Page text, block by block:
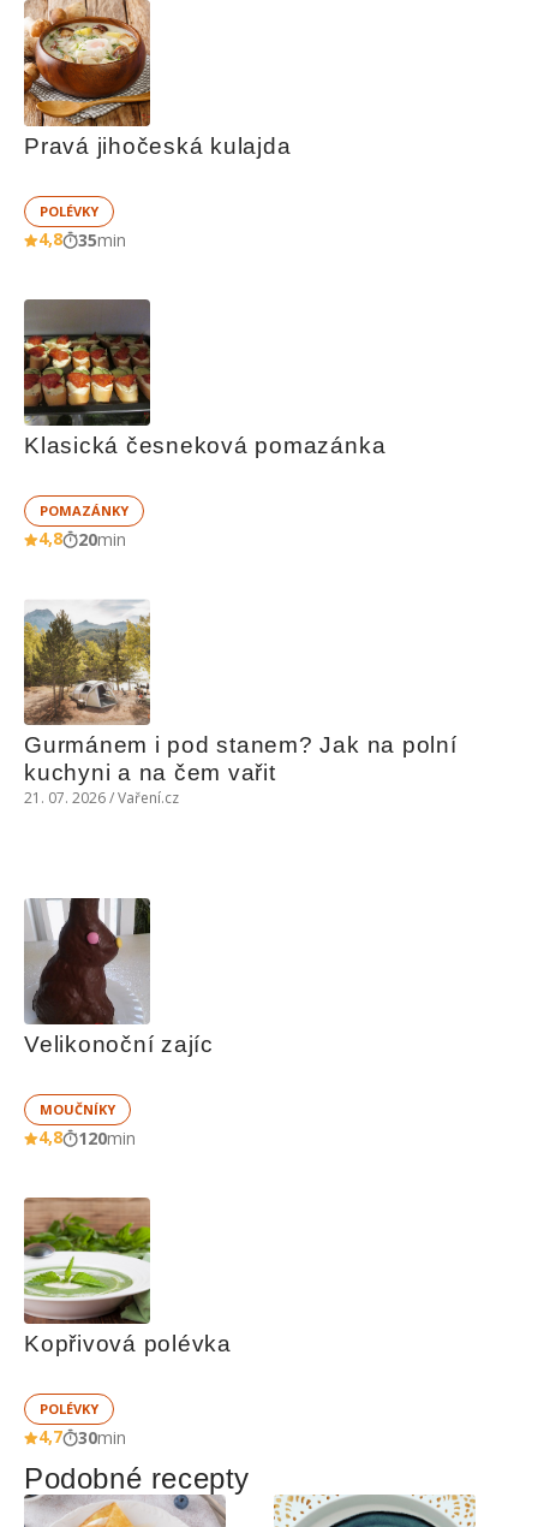
Pravá jihočeská kulajda
POLÉVKY
4,8 35min
Klasická česneková pomazánka
POMAZÁNKY
4,8 20min
Gurmánem i pod stanem? Jak na polní
kuchyni a na čem vařit
21. 07. 2026 / Vaření.cz
Velikonoční zajíc
MOUČNÍKY
4,8 120min
Kopřivová polévka
POLÉVKY
4,7 30min
Podobné recepty